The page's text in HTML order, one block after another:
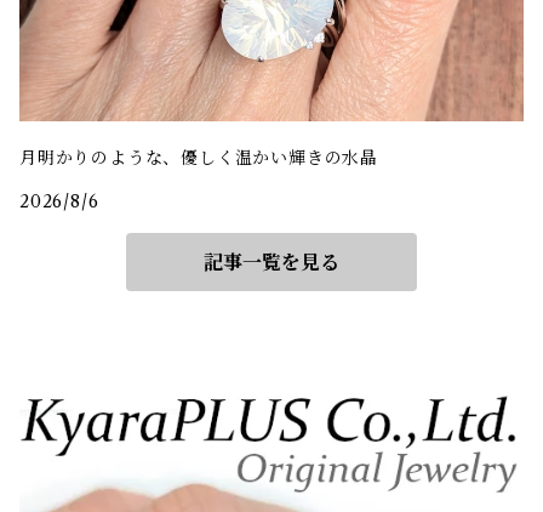
月明かりのような、優しく温かい輝きの水晶
2026/8/6
記事一覧を見る